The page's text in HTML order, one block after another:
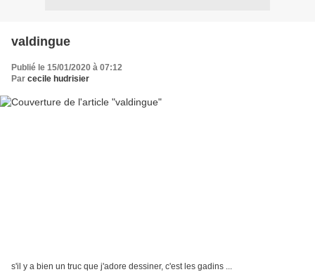
valdingue
Publié le 15/01/2020 à 07:12
Par cecile hudrisier
s'il y a bien un truc que j'adore dessiner, c'est les gadins ...